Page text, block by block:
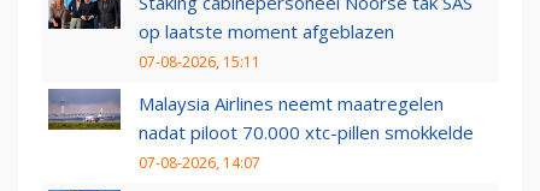
op laatste moment afgeblazen
07-08-2026, 15:11
Malaysia Airlines neemt maatregelen
nadat piloot 70.000 xtc-pillen smokkelde
07-08-2026, 14:07